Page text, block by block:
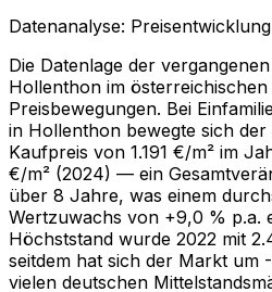
Datenanalyse:
Die Datenlage der
Hollenthon im
Preisbewegungen. Bei
in Hollenthon bewegte sich
Kaufpreis von 1.191 €/m² im
€/m² (2024) — ein
über 8 Jahre, was einem
Wertzuwachs von +9,0 % p.a.
Höchststand wurde 2022 mit
seitdem hat sich der Markt
vielen deutschen